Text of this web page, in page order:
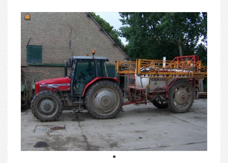
1